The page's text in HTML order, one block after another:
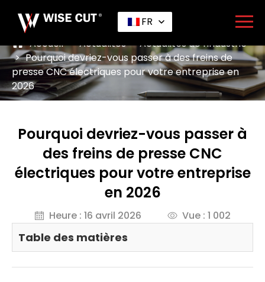
FR
Accueil > Actualités > Actualités de l'industrie
> Pourquoi devriez-vous passer à des freins de
presse CNC électriques pour votre entreprise en
2026
Pourquoi devriez-vous passer à
des freins de presse CNC
électriques pour votre entreprise
en 2026
Heure : 16 avril 2026 Vue : 1 002
Table des matières